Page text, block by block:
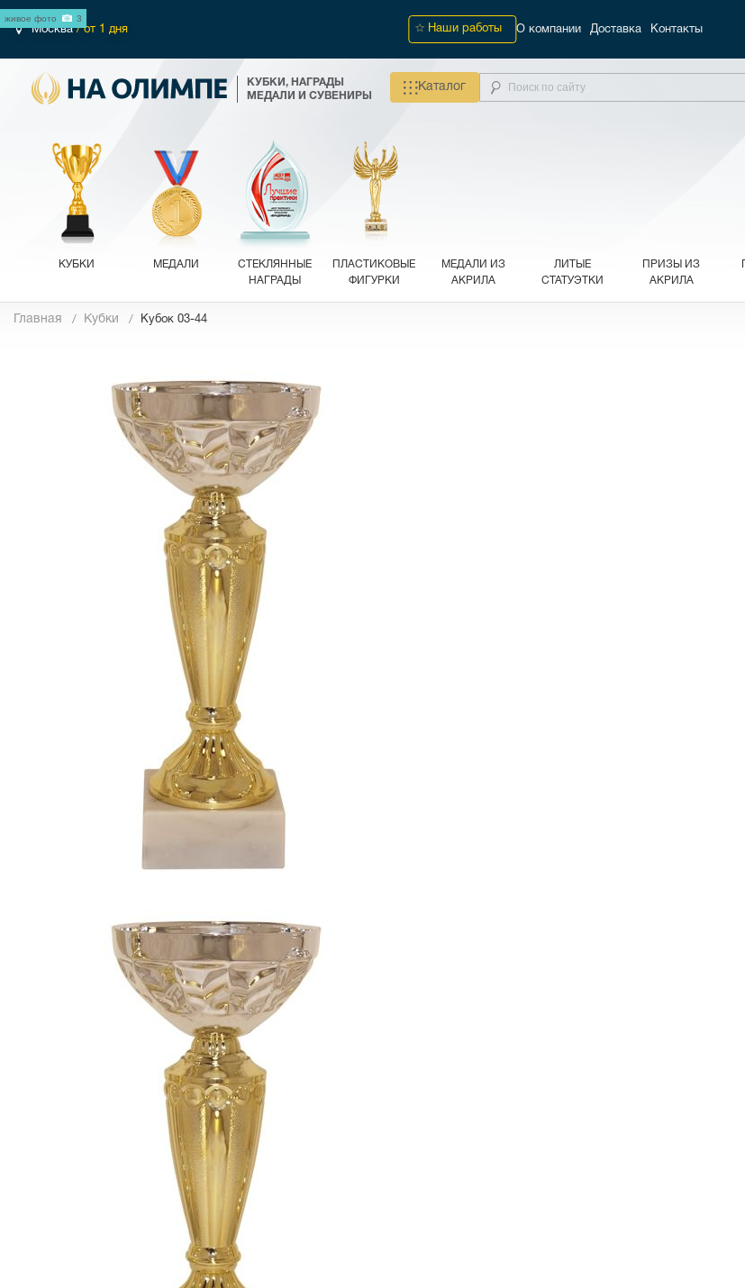
Москва/ от 1 дня Наши работы О компании Доставка Контакты
КУБКИ, НАГРАДЫ
МЕДАЛИ И СУВЕНИРЫ
Каталог
КУБКИ МЕДАЛИ
СТЕКЛЯННЫЕ
НАГРАДЫ
ПЛАСТИКОВЫЕ
ФИГУРКИ
МЕДАЛИ ИЗ
АКРИЛА
ЛИТЫЕ
СТАТУЭТКИ
ПРИЗЫ ИЗ
АКРИЛА
РАСПРОДАЖА
ПОИСК ПО
СОБЫТИЮ
Главная Кубки Кубок 03-44
живое фото 3